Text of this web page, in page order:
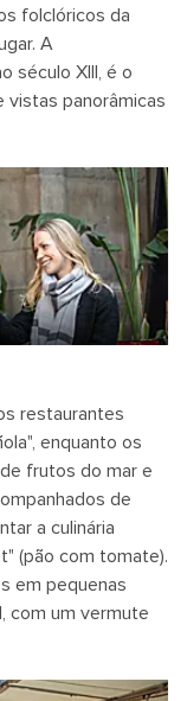
folclóricos da
A
século XIII, é o
panorâmicas
restaurantes
enquanto os
frutos do mar e
de
a culinária
(pão com tomate).
em pequenas
com um vermute